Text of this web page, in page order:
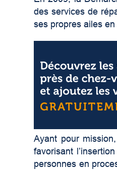
des services de
ses propres ailes en
Ayant pour
favorisant
personnes en